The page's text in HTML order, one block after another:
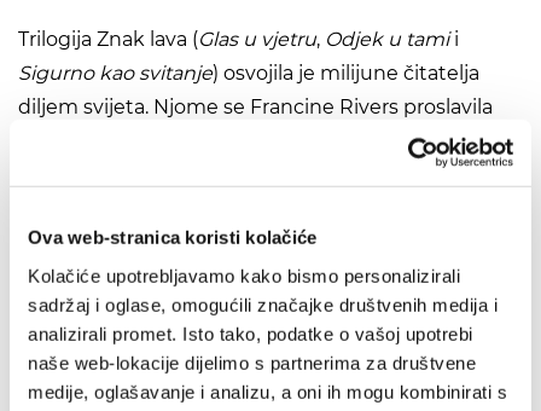
Ova web-stranica koristi kolačiće
Kolačiće upotrebljavamo kako bismo personalizirali
sadržaj i oglase, omogućili značajke društvenih medija i
analizirali promet. Isto tako, podatke o vašoj upotrebi
naše web-lokacije dijelimo s partnerima za društvene
medije, oglašavanje i analizu, a oni ih mogu kombinirati s
Trilogija Znak lava (Glas u vjetru, Odjek u tamii
Sigurno kao svitanje) osvojila je milijune čitatelja
diljem svijeta. Njome se Francine Rivers proslavila
kao spisateljica povijesnih romana nadahnutih
duhovnim temama, istovremeno vješto istkavši
RomanOdjek u tami, drugi dio trilogije, donosi
nastavak priče o životu antičkog Rima i Rimskog
Carstva u I. stoljeću, kroz napete sudbine glavnih
protagonista. Okosnica je romana nada koju